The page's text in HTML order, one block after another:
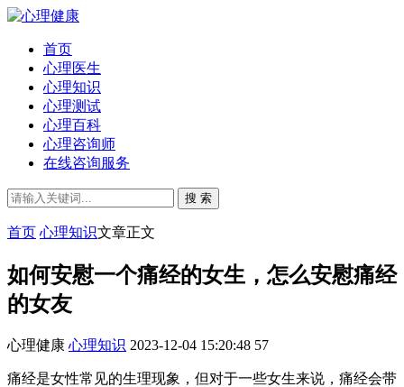
首页
心理医生
心理知识
心理测试
心理百科
心理咨询师
在线咨询服务
搜 索
首页 心理知识文章正文
如何安慰一个痛经的女生，怎么安慰痛经
的女友
心理健康 心理知识 2023-12-04 15:20:48 57
痛经是女性常见的生理现象，但对于一些女生来说，痛经会带